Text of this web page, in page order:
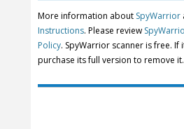
More information about SpyWarrior
Instructions. Please review
Policy. SpyWarrior scanner is free. If
purchase its full version to remove it.